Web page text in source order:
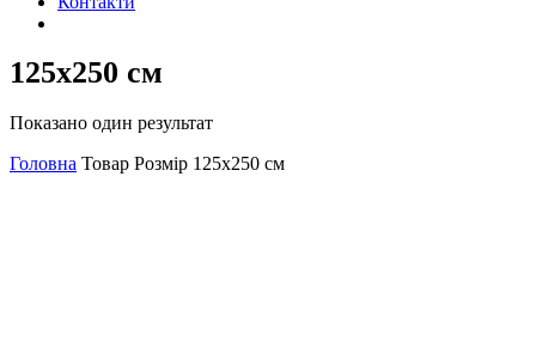
125х250 см
Показано один результат
Головна Товар Розмір 125х250 см